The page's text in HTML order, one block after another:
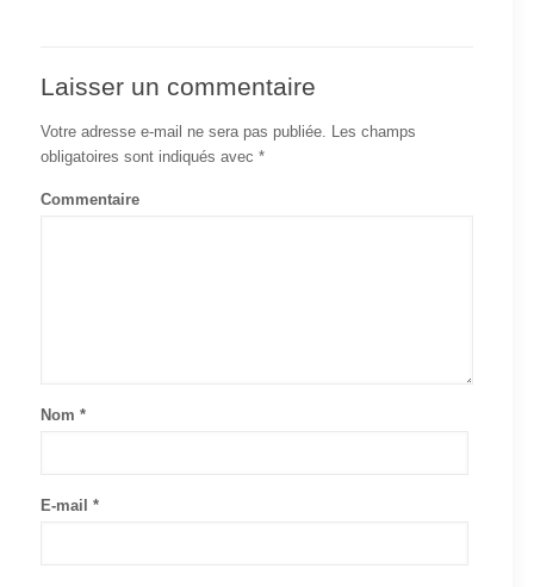
Laisser un commentaire
Votre adresse e-mail ne sera pas publiée. Les champs
obligatoires sont indiqués avec *
Commentaire
Nom *
E-mail *